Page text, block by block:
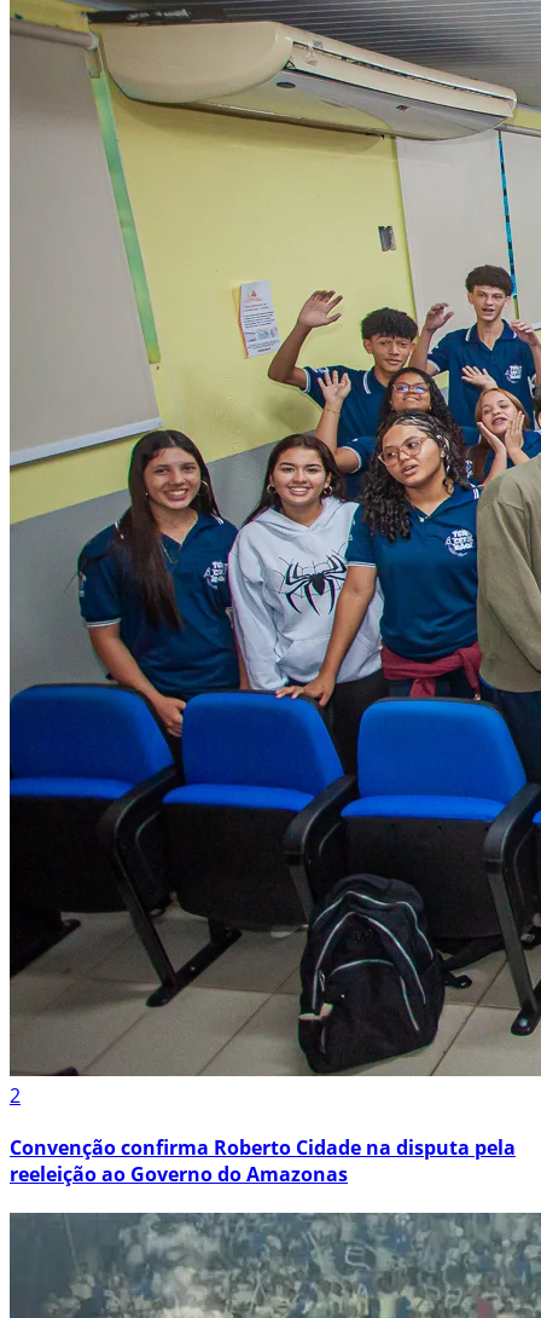
2
Convenção confirma Roberto Cidade na disputa pela
reeleição ao Governo do Amazonas